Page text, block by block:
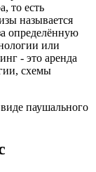
то есть
называется
определённую
или
- это аренда
схемы
паушального